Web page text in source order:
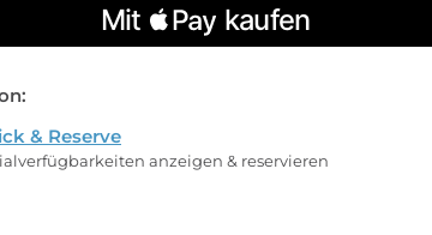
& Reserve
anzeigen & reservieren